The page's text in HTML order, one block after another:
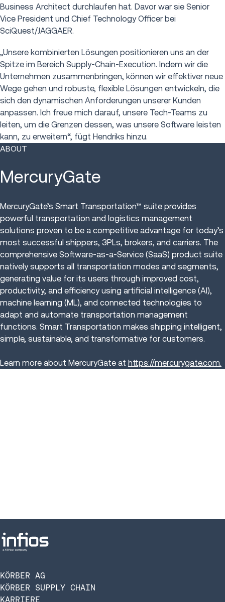
Business Architect durchlaufen hat. Davor war sie Senior
Vice President und Chief Technology Officer bei
SciQuest/JAGGAER.
„Unsere kombinierten Lösungen positionieren uns an der
Spitze im Bereich Supply-Chain-Execution. Indem wir die
Unternehmen zusammenbringen, können wir effektiver neue
Wege gehen und robuste, flexible Lösungen entwickeln, die
sich den dynamischen Anforderungen unserer Kunden
anpassen. Ich freue mich darauf, unsere Tech-Teams zu
leiten, um die Grenzen dessen, was unsere Software leisten
kann, zu erweitern“, fügt Hendriks hinzu.
ABOUT
MercuryGate
MercuryGate’s Smart Transportation™ suite provides
powerful transportation and logistics management
solutions proven to be a competitive advantage for today’s
most successful shippers, 3PLs, brokers, and carriers. The
comprehensive Software-as-a-Service (SaaS) product suite
natively supports all transportation modes and segments,
generating value for its users through improved cost,
productivity, and efficiency using artificial intelligence (AI),
machine learning (ML), and connected technologies to
adapt and automate transportation management
functions. Smart Transportation makes shipping intelligent,
simple, sustainable, and transformative for customers.
Learn more about MercuryGate at https://mercurygate.com.
KÖRBER AG
KÖRBER SUPPLY CHAIN
KARRIERE